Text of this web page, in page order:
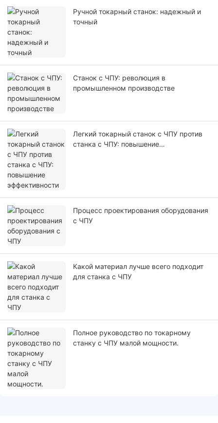
Ручной токарный станок: надежный и
точный
Станок с ЧПУ: революция в
промышленном производстве
Легкий токарный станок с ЧПУ против
станка с ЧПУ: повышение
Процесс проектирования оборудования
с ЧПУ
Какой материал лучше всего подходит
для станка с ЧПУ
Полное руководство по токарному
станку с ЧПУ малой мощности.